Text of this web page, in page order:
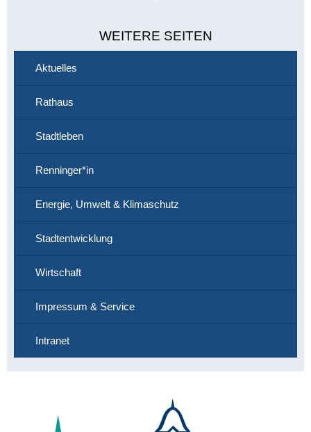
WEITERE SEITEN
Aktuelles
Rathaus
Stadtleben
Renninger*in
Energie, Umwelt & Klimaschutz
Stadtentwicklung
Wirtschaft
Impressum & Service
Intranet